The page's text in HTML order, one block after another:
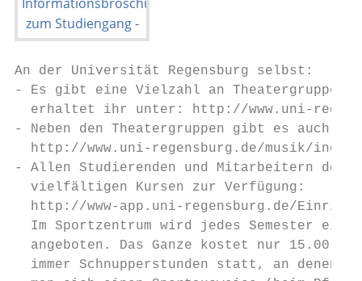
An der Universität Regensburg selbst:
- Es gibt eine Vielzahl an Theatergruppen
erhaltet ihr unter: http://www.uni-
- Neben den Theatergruppen gibt es auch
http://www.uni-regensburg.de/musik/
- Allen Studierenden und Mitarbeitern der
  vielfältigen Kursen zur Verfügung:
http://www-app.uni-regensburg.de/
Im Sportzentrum wird jedes Semester
angeboten. Das Ganze kostet nur 15.00
immer Schnupperstunden statt, an denen